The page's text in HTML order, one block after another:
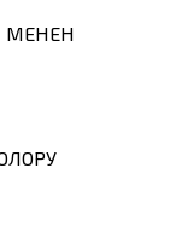
МЕНЕН